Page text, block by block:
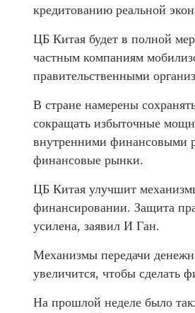
кредитованию реальной
ЦБ Китая будет в полной
частным компаниям
правительственными
В стране намерены
сокращать избыточные
внутренними финансовыми
финансовые рынки.
ЦБ Китая улучшит
финансировании. Защита
усилена, заявил И Ган.
Механизмы передачи
увеличится, чтобы сделать
На прошлой неделе было